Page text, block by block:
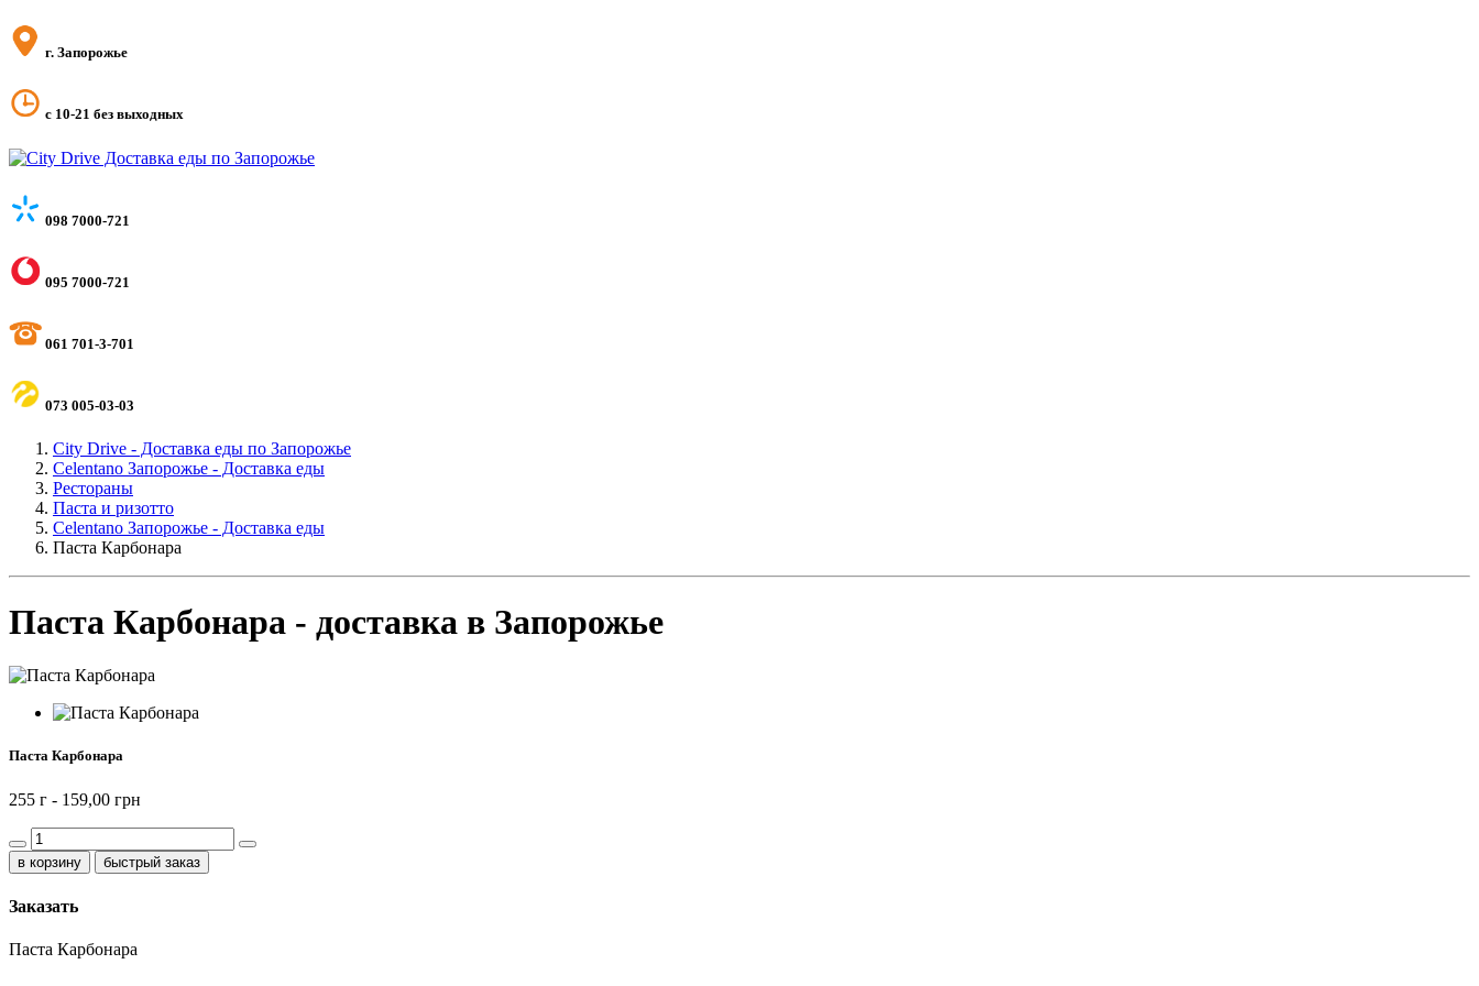
г. Запорожье
с 10-21 без выходных
098 7000-721
095 7000-721
061 701-3-701
073 005-03-03
City Drive - Доставка еды по Запорожье
Celentano Запорожье - Доставка еды
Рестораны
Паста и ризотто
Celentano Запорожье - Доставка еды
Паста Карбонара
Паста Карбонара - доставка в Запорожье
Паста Карбонара
255 г - 159,00 грн
быстрый заказ
Заказать
Паста Карбонара